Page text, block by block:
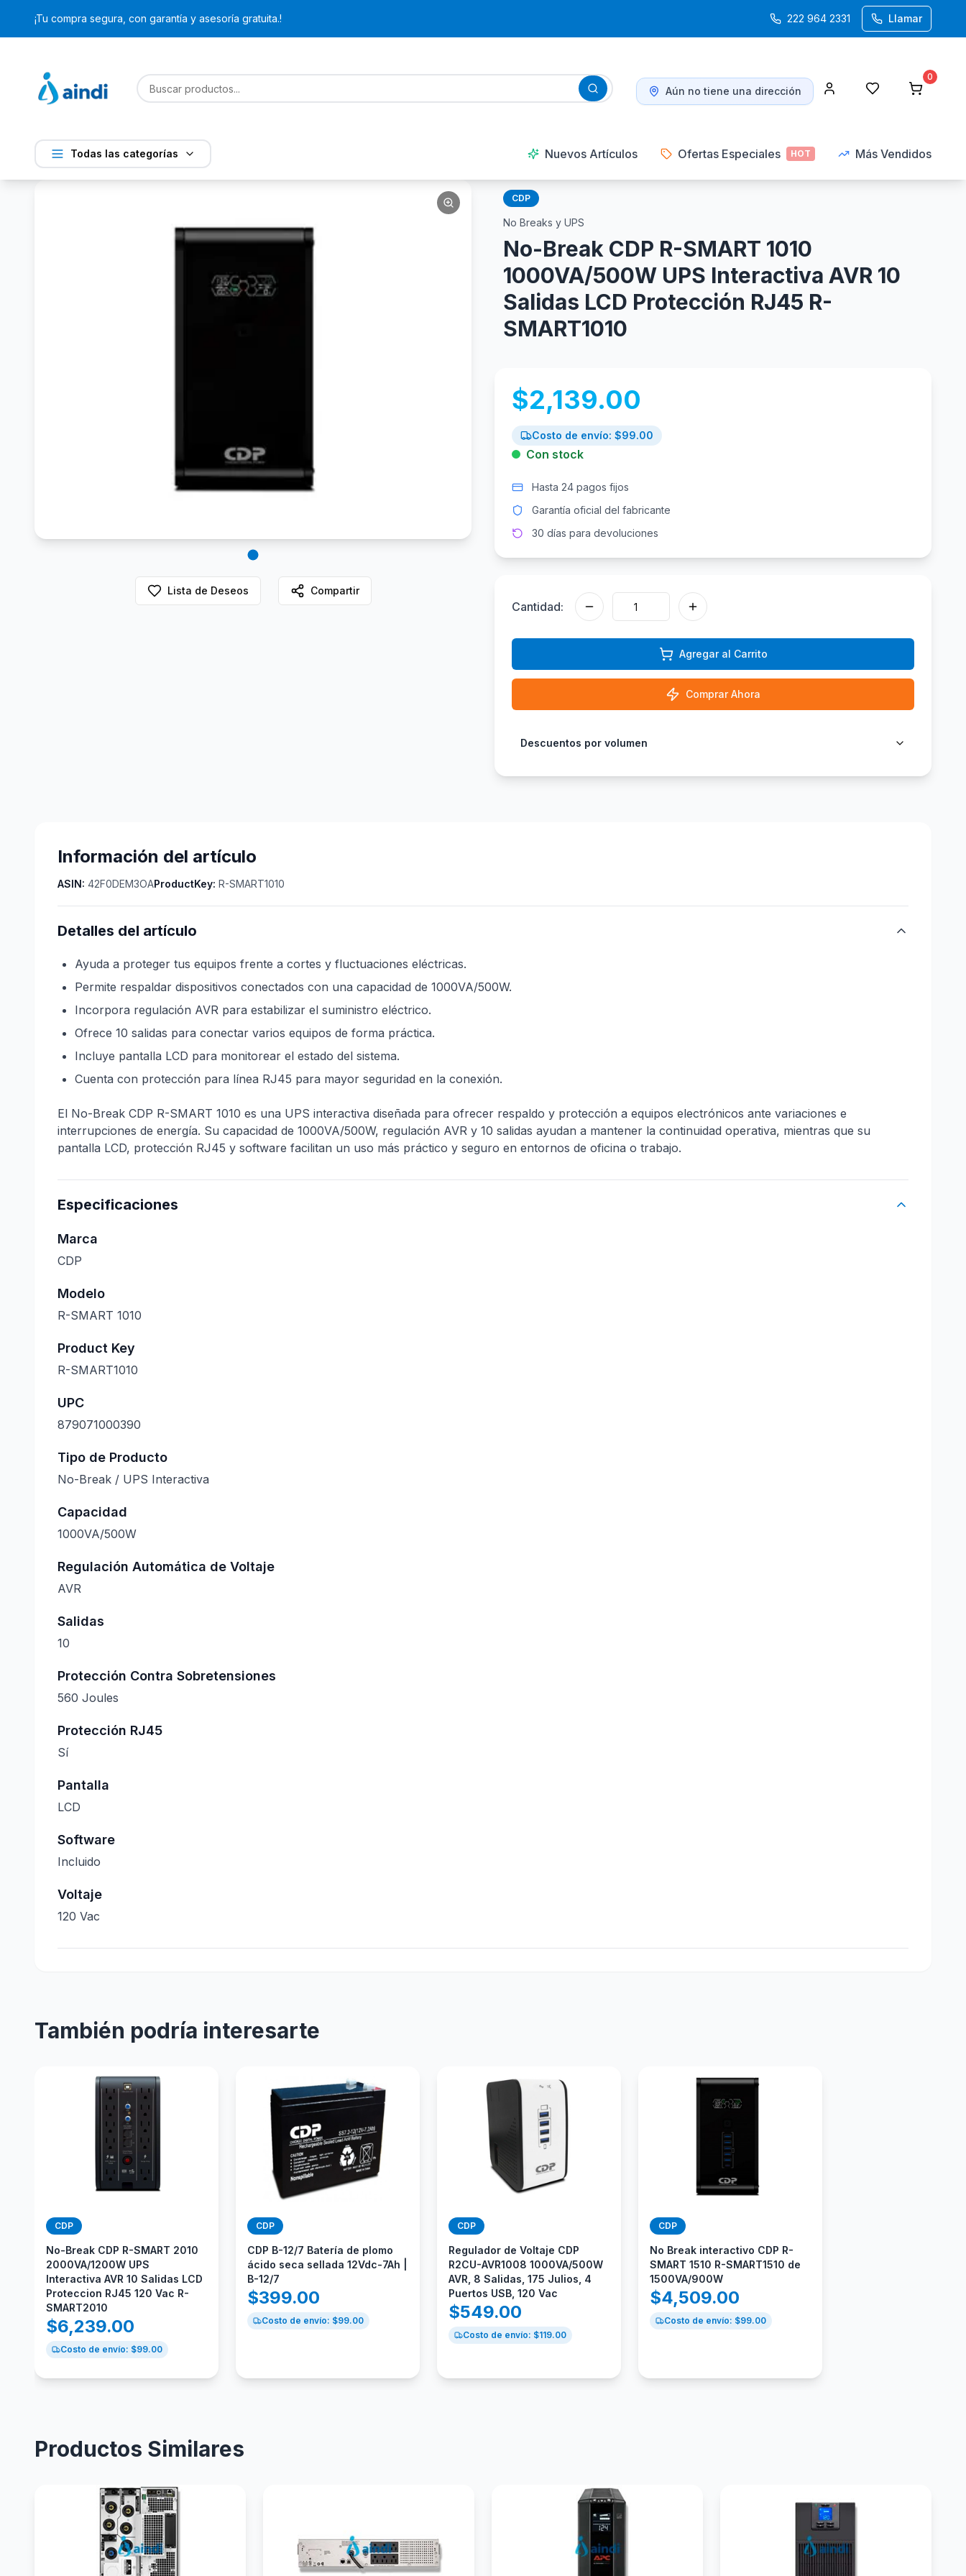
¡Tu compra segura, con garantía y asesoría gratuita.! 222 964 2331 Llamar
Aún no tiene una dirección
0
Todas las categorías Nuevos Artículos Ofertas Especiales HOT Más Vendidos
Lista de Deseos Compartir
CDP
No Breaks y UPS
No-Break CDP R-SMART 1010
1000VA/500W UPS Interactiva AVR 10
Salidas LCD Protección RJ45 R-
SMART1010
$2,139.00
Costo de envío: $99.00
Con stock
Hasta 24 pagos fijos
Garantía oficial del fabricante
30 días para devoluciones
Cantidad:
Agregar al Carrito
Comprar Ahora
Descuentos por volumen
Información del artículo
ASIN: 42F0DEM3OAProductKey: R-SMART1010
Detalles del artículo
Ayuda a proteger tus equipos frente a cortes y fluctuaciones eléctricas.
Permite respaldar dispositivos conectados con una capacidad de 1000VA/500W.
Incorpora regulación AVR para estabilizar el suministro eléctrico.
Ofrece 10 salidas para conectar varios equipos de forma práctica.
Incluye pantalla LCD para monitorear el estado del sistema.
Cuenta con protección para línea RJ45 para mayor seguridad en la conexión.
El No-Break CDP R-SMART 1010 es una UPS interactiva diseñada para ofrecer respaldo y protección a equipos electrónicos ante variaciones e
interrupciones de energía. Su capacidad de 1000VA/500W, regulación AVR y 10 salidas ayudan a mantener la continuidad operativa, mientras que su
pantalla LCD, protección RJ45 y software facilitan un uso más práctico y seguro en entornos de oficina o trabajo.
Especificaciones
Marca
CDP
Modelo
R-SMART 1010
Product Key
R-SMART1010
UPC
879071000390
Tipo de Producto
No-Break / UPS Interactiva
Capacidad
1000VA/500W
Regulación Automática de Voltaje
AVR
Salidas
10
Protección Contra Sobretensiones
560 Joules
Protección RJ45
Sí
Pantalla
LCD
Software
Incluido
Voltaje
120 Vac
También podría interesarte
CDP
No-Break CDP R-SMART 2010
2000VA/1200W UPS
Interactiva AVR 10 Salidas LCD
Proteccion RJ45 120 Vac R-
SMART2010
$6,239.00
Costo de envío: $99.00
CDP
CDP B-12/7 Batería de plomo
ácido seca sellada 12Vdc-7Ah |
B-12/7
$399.00
Costo de envío: $99.00
CDP
Regulador de Voltaje CDP
R2CU-AVR1008 1000VA/500W
AVR, 8 Salidas, 175 Julios, 4
Puertos USB, 120 Vac
$549.00
Costo de envío: $119.00
CDP
No Break interactivo CDP R-
SMART 1510 R-SMART1510 de
1500VA/900W
$4,509.00
Costo de envío: $99.00
Productos Similares